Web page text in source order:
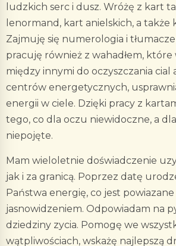
ludzkich serc i dusz. Wróżę z kart
lenormand, kart anielskich, a także
Zajmuję się numerologia i
pracuję również z wahadłem,
między innymi do oczyszczania cial
centrów energetycznych,
energii w ciele. Dzięki pracy z
tego, co dla oczu niewidoczne, a
niepojęte.
Mam wieloletnie doświadczenie
jak i za granicą. Poprzez datę
Państwa energię, co jest powiazane
jasnowidzeniem. Odpowiadam na
dziedziny zycia. Pomogę we
wątpliwościach, wskażę najlepszą